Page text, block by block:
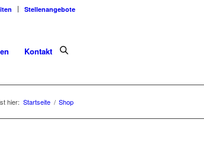
Stellenangebote
Kontakt
hier: Startseite / Shop